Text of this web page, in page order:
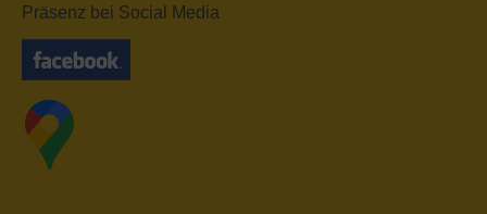
Präsenz bei Social Media